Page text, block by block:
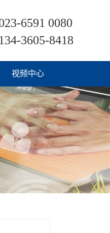
6591 0080
134-3605-8418
视频中心